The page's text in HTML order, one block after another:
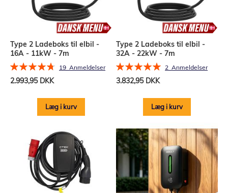
Type 2 Ladeboks til elbil -
16A - 11kW - 7m
Bedømmelse:
19 Anmeldelser
2.993,95 DKK
Læg i kurv
Type 2 Ladeboks til elbil -
32A - 22kW - 7m
Bedømmelse:
2Anmeldelser
3.832,95 DKK
Læg i kurv